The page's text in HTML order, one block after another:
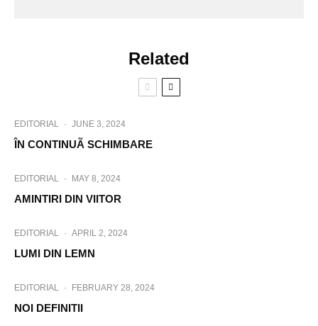
Related
EDITORIAL · JUNE 3, 2024
ÎN CONTINUÃ SCHIMBARE
EDITORIAL · MAY 8, 2024
AMINTIRI DIN VIITOR
EDITORIAL · APRIL 2, 2024
LUMI DIN LEMN
EDITORIAL · FEBRUARY 28, 2024
NOI DEFINITII